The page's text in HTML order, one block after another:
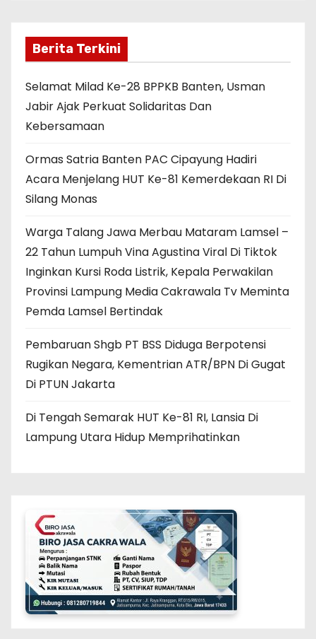
Berita Terkini
Selamat Milad Ke-28 BPPKB Banten, Usman
Jabir Ajak Perkuat Solidaritas Dan
Kebersamaan
Ormas Satria Banten PAC Cipayung Hadiri
Acara Menjelang HUT Ke-81 Kemerdekaan RI Di
Silang Monas
Warga Talang Jawa Merbau Mataram Lamsel –
22 Tahun Lumpuh Vina Agustina Viral Di Tiktok
Inginkan Kursi Roda Listrik, Kepala Perwakilan
Provinsi Lampung Media Cakrawala Tv Meminta
Pemda Lamsel Bertindak
Pembaruan Shgb PT BSS Diduga Berpotensi
Rugikan Negara, Kementrian ATR/BPN Di Gugat
Di PTUN Jakarta
Di Tengah Semarak HUT Ke-81 RI, Lansia Di
Lampung Utara Hidup Memprihatinkan